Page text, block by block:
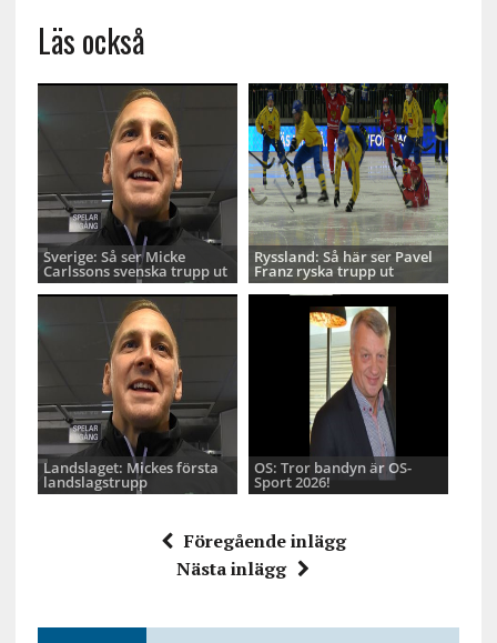
Läs också
Sverige: Så ser Micke
Carlssons svenska trupp ut
Ryssland: Så här ser Pavel
Franz ryska trupp ut
Landslaget: Mickes första
landslagstrupp
OS: Tror bandyn är OS-
Sport 2026!
Föregående inlägg
Nästa inlägg